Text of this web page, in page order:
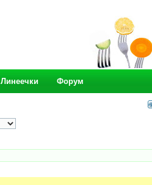
Линеечки Форум